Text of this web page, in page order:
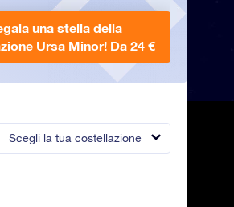
Scegli la tua costellazione
una stella della
Ursa Minor! Da 24 €